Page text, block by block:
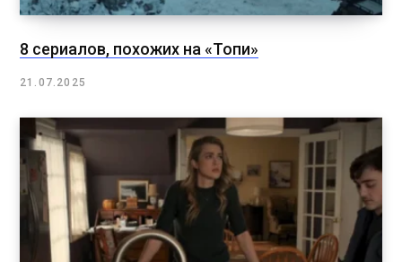
8 сериалов, похожих на «Топи»
21.07.2025